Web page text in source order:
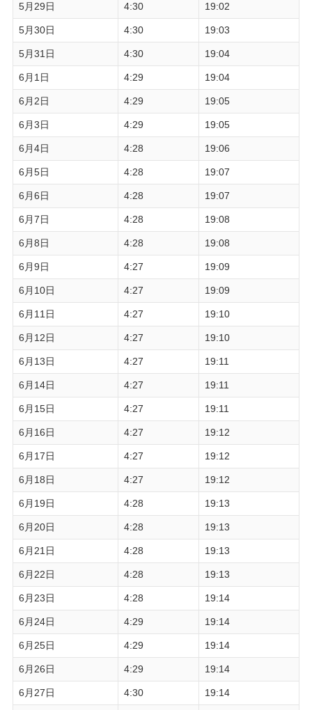
5月29日 4:30 19:02
5月30日 4:30 19:03
5月31日 4:30 19:04
6月1日 4:29 19:04
6月2日 4:29 19:05
6月3日 4:29 19:05
6月4日 4:28 19:06
6月5日 4:28 19:07
6月6日 4:28 19:07
6月7日 4:28 19:08
6月8日 4:28 19:08
6月9日 4:27 19:09
6月10日 4:27 19:09
6月11日 4:27 19:10
6月12日 4:27 19:10
6月13日 4:27 19:11
6月14日 4:27 19:11
6月15日 4:27 19:11
6月16日 4:27 19:12
6月17日 4:27 19:12
6月18日 4:27 19:12
6月19日 4:28 19:13
6月20日 4:28 19:13
6月21日 4:28 19:13
6月22日 4:28 19:13
6月23日 4:28 19:14
6月24日 4:29 19:14
6月25日 4:29 19:14
6月26日 4:29 19:14
6月27日 4:30 19:14